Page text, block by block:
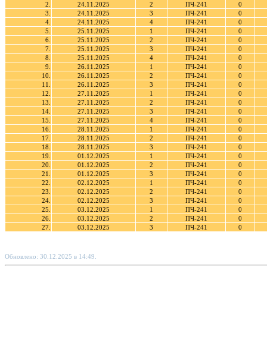
2.
24.11.2025 2 ПЧ-241
0
3.
24.11.2025 3 ПЧ-241
0
4.
24.11.2025 4 ПЧ-241
0
5.
25.11.2025 1 ПЧ-241
0
6.
25.11.2025 2 ПЧ-241
0
7.
25.11.2025 3 ПЧ-241
0
8.
25.11.2025 4 ПЧ-241
0
9.
26.11.2025 1 ПЧ-241
0
10.
26.11.2025 2 ПЧ-241
0
11.
26.11.2025 3 ПЧ-241
0
12.
27.11.2025 1 ПЧ-241
0
13.
27.11.2025 2 ПЧ-241
0
14.
27.11.2025 3 ПЧ-241
0
15.
27.11.2025 4 ПЧ-241
0
16.
28.11.2025 1 ПЧ-241
0
17.
28.11.2025 2 ПЧ-241
0
18.
28.11.2025 3 ПЧ-241
0
19.
01.12.2025 1 ПЧ-241
0
20.
01.12.2025 2 ПЧ-241
0
21.
01.12.2025 3 ПЧ-241
0
22.
02.12.2025 1 ПЧ-241
0
23.
02.12.2025 2 ПЧ-241
0
24.
02.12.2025 3 ПЧ-241
0
25.
03.12.2025 1 ПЧ-241
0
26.
03.12.2025 2 ПЧ-241
0
27.
03.12.2025 3 ПЧ-241 0
Обновлено: 30.12.2025 в 14:49.